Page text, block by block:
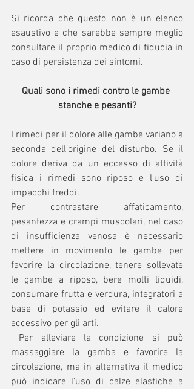
Si ricorda che questo non è un elenco
esaustivo e che sarebbe sempre meglio
consultare il proprio medico di fiducia in
caso di persistenza dei sintomi.
Quali sono i rimedi contro le gambe
stanche e pesanti?
I rimedi per il dolore alle gambe variano a
seconda dell'origine del disturbo. Se il
dolore deriva da un eccesso di attività
fisica i rimedi sono riposo e l'uso di
impacchi freddi.
Per contrastare affaticamento,
pesantezza e crampi muscolari, nel caso
di insufficienza venosa è necessario
mettere in movimento le gambe per
favorire la circolazione, tenere sollevate
le gambe a riposo, bere molti liquidi,
consumare frutta e verdura, integratori a
base di potassio ed evitare il calore
eccessivo per gli arti.
massaggiare la gamba e favorire la
circolazione, ma in alternativa il medico
può indicare l'uso di calze elastiche a